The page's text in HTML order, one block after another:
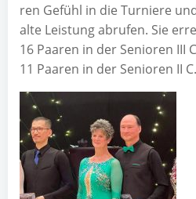
ren Gefühl in die Tur­nie­re
alte Leis­tung abru­fen. Sie
16 Paa­ren in der Senio­ren III
11 Paa­ren in der Senio­ren II C.